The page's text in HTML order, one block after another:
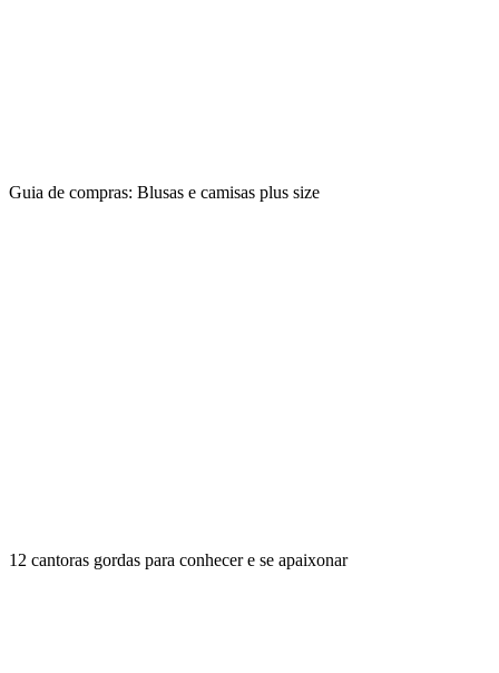
Guia de compras: Blusas e camisas plus size
12 cantoras gordas para conhecer e se apaixonar